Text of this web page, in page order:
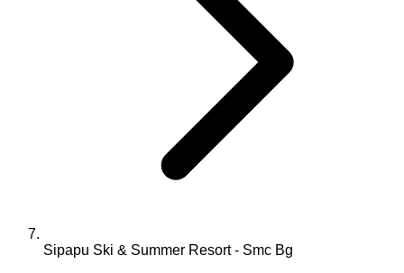
Sipapu Ski & Summer Resort - Smc Bg